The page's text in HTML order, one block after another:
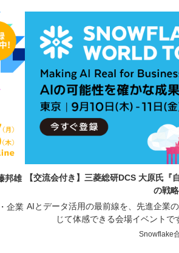
邦雄
企業
【交流会付き】三菱総研DCS 大原氏
の戦略
AIとデータ活用の最前線を、先進企業
じて体感できる会場イベントで
Snowflake